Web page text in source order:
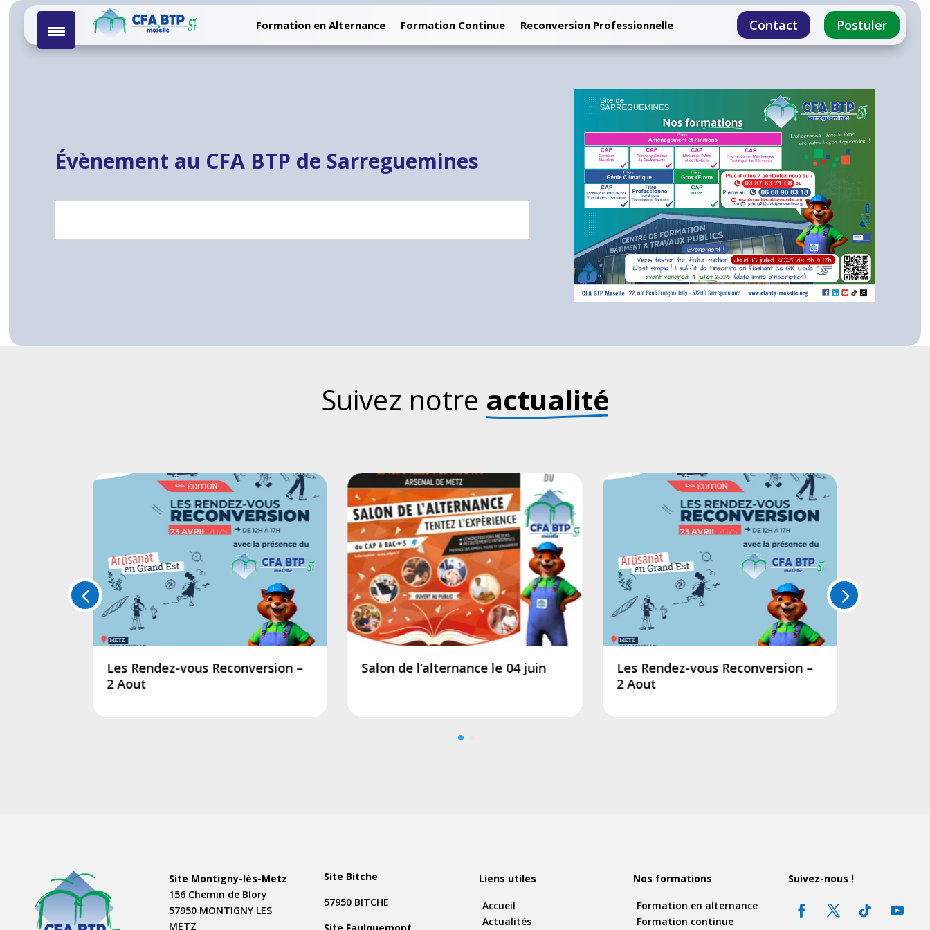
Formation en Alternance Formation Continue Reconversion Professionnelle Contact Postuler
Évènement au CFA BTP de Sarreguemines
Suivez notre actualité
Les Rendez-vous Reconversion –
2 Aout
Salon de l’alternance le 04 juin
Les Rendez-vous Reconversion –
2 Aout
Site Montigny-lès-Metz
156 Chemin de Blory
57950 MONTIGNY LES
METZ
Site Bitche
57950 BITCHE
Site Faulquemont
Liens utiles
Accueil
Actualités
Nos formations
Formation en alternance
Formation continue
Suivez-nous !